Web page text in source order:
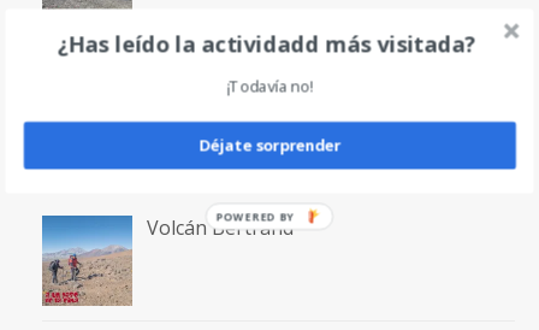
Laguna San Francisco
Volcán Bertrand
¿Has leído la actividadd más visitada?
¡Todavía no!
Déjate sorprender